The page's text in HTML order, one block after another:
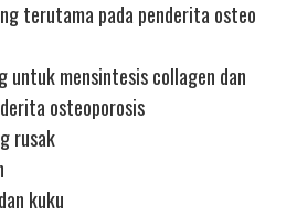
terutama pada penderita osteo
mensintesis collagen dan
osteoporosis
rusak
kuku